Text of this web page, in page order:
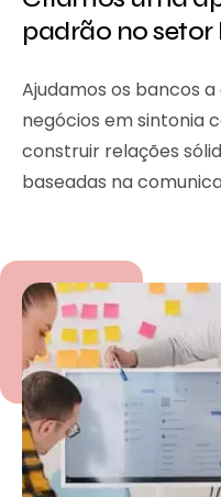
padrão no
Ajudamos os bancos
negócios em sintonia
construir relações
baseadas na